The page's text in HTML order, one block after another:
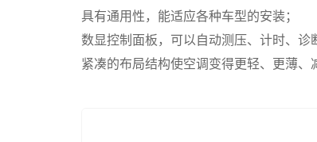
具有通用性，能适应各种车型的安装；
数显控制面板，可以自动测压、计时、诊
紧凑的布局结构使空调变得更轻、更薄、